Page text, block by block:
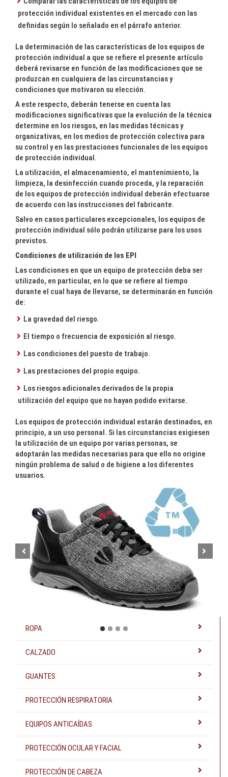
ROPA
CALZADO
GUANTES
PROTECCIÓN RESPIRATORIA
EQUIPOS ANTICAÍDAS
PROTECCIÓN OCULAR Y FACIAL
PROTECCIÓN DE CABEZA
protección individual existentes en el mercado con las
definidas según lo señalado en el párrafo anterior.
La determinación de las características de los equipos de
protección individual a que se refiere el presente artículo
deberá revisarse en función de las modificaciones que se
produzcan en cualquiera de las circunstancias y
condiciones que motivaron su elección.
A este respecto, deberán tenerse en cuenta las
modificaciones significativas que la evolución de la técnica
determine en los riesgos, en las medidas técnicas y
organizativas, en los medios de protección colectiva para
su control y en las prestaciones funcionales de los equipos
de protección individual.
La utilización, el almacenamiento, el mantenimiento, la
limpieza, la desinfección cuando proceda, y la reparación
de los equipos de protección individual deberán efectuarse
de acuerdo con las instrucciones del fabricante.
Salvo en casos particulares excepcionales, los equipos de
protección individual sólo podrán utilizarse para los usos
previstos.
Condiciones de utilización de los EPI
Las condiciones en que un equipo de protección deba ser
utilizado, en particular, en lo que se refiere al tiempo
durante el cual haya de llevarse, se determinarán en función
de:
La gravedad del riesgo.
El tiempo o frecuencia de exposición al riesgo.
Las condiciones del puesto de trabajo.
Las prestaciones del propio equipo.
Los riesgos adicionales derivados de la propia
utilización del equipo que no hayan podido evitarse.
Los equipos de protección individual estarán destinados, en
principio, a un uso personal. Si las circunstancias exigiesen
la utilización de un equipo por varias personas, se
adoptarán las medidas necesarias para que ello no origine
ningún problema de salud o de higiene a los diferentes
usuarios.
Prev Next